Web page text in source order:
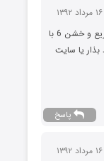
۱۶ مرداد ۱۳۹۲
ادمین جان خیلی خیلی ممنون.راستی اگه فیلم سریع و خشن 6 با
بذار یا سایت
پاسخ
۱۶ مرداد ۱۳۹۲